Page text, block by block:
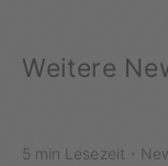
Weitere
5 min Lesezeit ·